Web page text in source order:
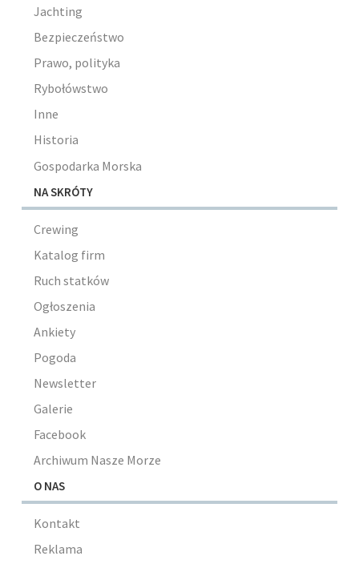
Jachting
Bezpieczeństwo
Prawo, polityka
Rybołówstwo
Inne
Historia
Gospodarka Morska
NA SKRÓTY
Crewing
Katalog firm
Ruch statków
Ogłoszenia
Ankiety
Pogoda
Newsletter
Galerie
Facebook
Archiwum Nasze Morze
O NAS
Kontakt
Reklama